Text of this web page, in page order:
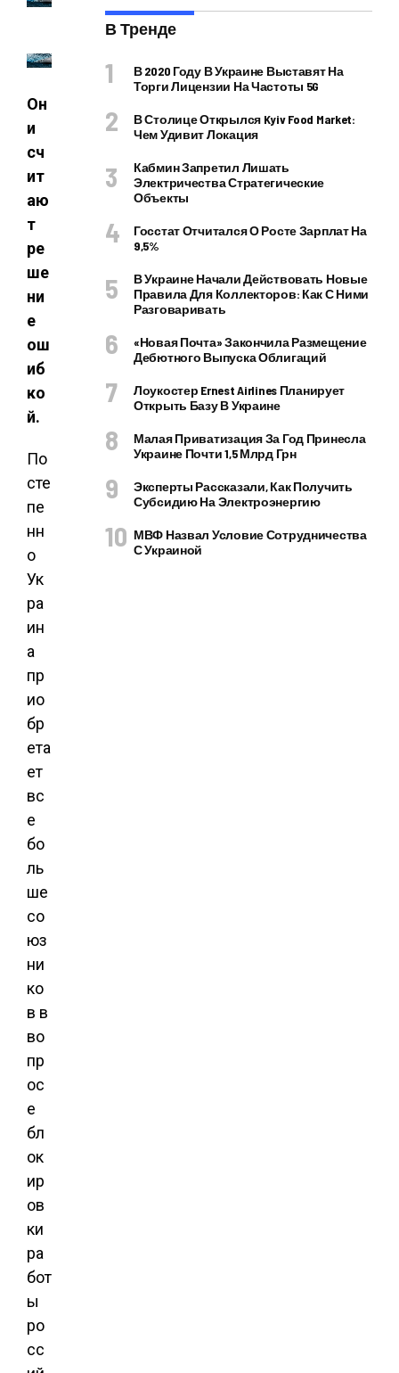
Он
и
сч
ит
аю
т
ре
ше
ни
е
ош
иб
ко
й.
По
сте
пе
нн
о
Ук
ра
ин
а
пр
ио
бр
ета
ет
вс
е
бо
ль
ше
со
юз
ни
ко
в в
во
пр
ос
е
бл
ок
ир
ов
ки
ра
бот
ы
ро
сс
В Тренде
В 2020 Году В Украине Выставят На
Торги Лицензии На Частоты 5G
В Столице Открылся Kyiv Food Market:
Чем Удивит Локация
Кабмин Запретил Лишать
Электричества Стратегические
Объекты
Госстат Отчитался О Росте Зарплат На
9,5%
В Украине Начали Действовать Новые
Правила Для Коллекторов: Как С Ними
Разговаривать
«Новая Почта» Закончила Размещение
Дебютного Выпуска Облигаций
Лоукостер Ernest Airlines Планирует
Открыть Базу В Украине
Малая Приватизация За Год Принесла
Украине Почти 1,5 Млрд Грн
Эксперты Рассказали, Как Получить
Субсидию На Электроэнергию
МВФ Назвал Условие Сотрудничества
С Украиной